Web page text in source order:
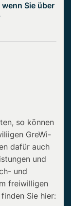
Sie über
so können
GreWi-
dafür auch
und
und
freiwilligen
Sie hier: